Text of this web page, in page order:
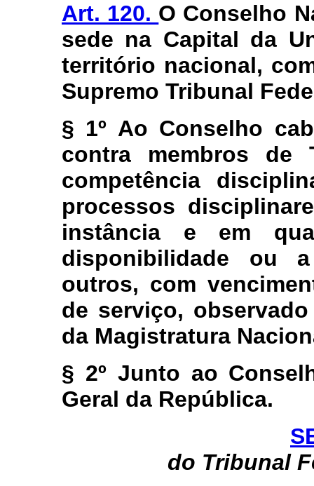
Art. 120. O Conselho
sede na Capital da
território nacional,
Supremo Tribunal
§ 1º Ao Conselho
contra membros de
competência
processos
instância e em
disponibilidade ou
outros, com
de serviço,
da Magistratura
§ 2º Junto ao
Geral da República.
do Tribunal